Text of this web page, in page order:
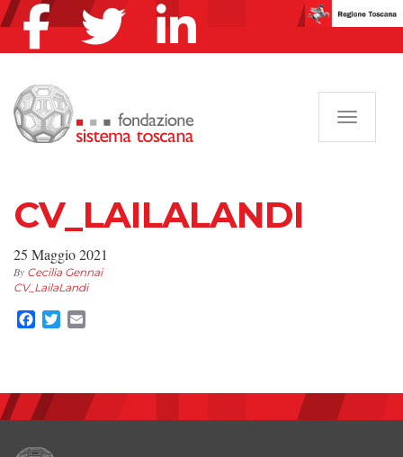
CV_LAILALANDI
25 Maggio 2021
By Cecilia Gennai
CV_LailaLandi
Facebook
Twitter